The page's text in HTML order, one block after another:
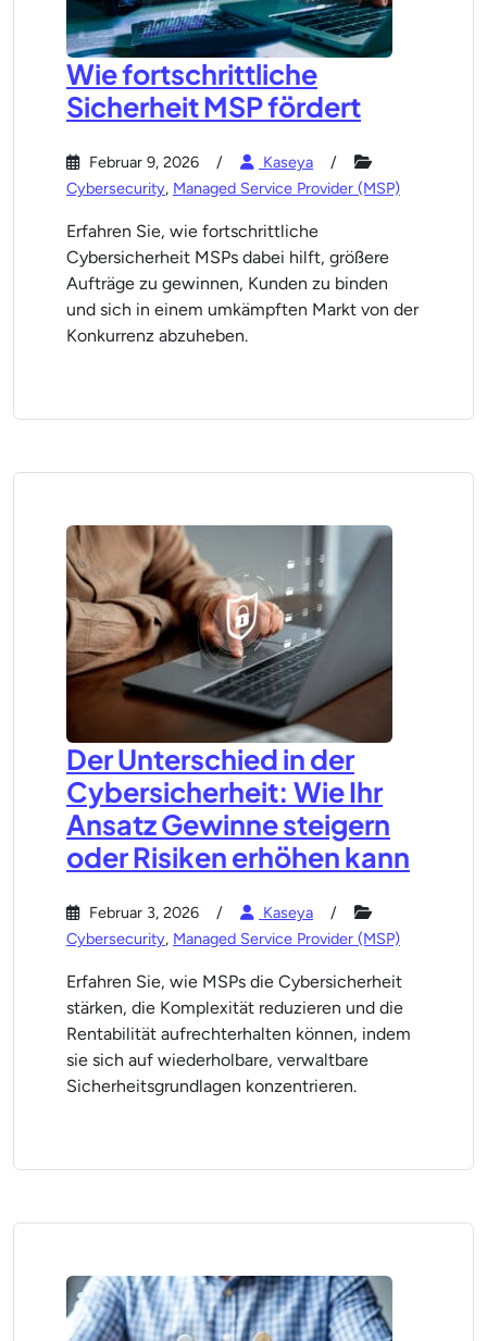
Wie fortschrittliche
Sicherheit MSP fördert
Februar 9, 2026
Kaseya
Cybersecurity, Managed Service Provider (MSP)
Erfahren Sie, wie fortschrittliche
Cybersicherheit MSPs dabei hilft, größere
Aufträge zu gewinnen, Kunden zu binden
und sich in einem umkämpften Markt von der
Konkurrenz abzuheben.
Der Unterschied in der
Cybersicherheit: Wie Ihr
Ansatz Gewinne steigern
oder Risiken erhöhen kann
Februar 3, 2026
Kaseya
Cybersecurity, Managed Service Provider (MSP)
Erfahren Sie, wie MSPs die Cybersicherheit
stärken, die Komplexität reduzieren und die
Rentabilität aufrechterhalten können, indem
sie sich auf wiederholbare, verwaltbare
Sicherheitsgrundlagen konzentrieren.